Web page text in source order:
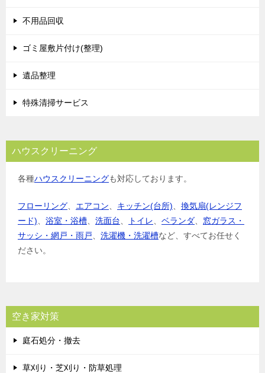
シ 不用品回収
ゴミ屋敷片付け(整理)
遺品整理
特殊清掃サービス
ハウスクリーニング
各種ハウスクリーニングも対応しております。
フローリング エアコン キッチン(台所)
換気扇(レンジフ
ード)
浴室・浴槽 洗面台 トイレ ベランダ
窓ガラス・
サッシ・網戸・雨戸
洗濯機・洗濯槽など、すべてお任せく
ださい。
空き家対策
庭石処分・撤去
草刈り・芝刈り・防草処理